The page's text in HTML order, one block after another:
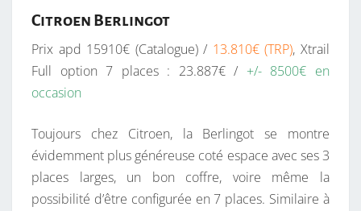
Citroen Berlingot
Prix apd 15910€ (Catalogue) / 13.810€ (TRP), Xtrail
Full option 7 places : 23.887€ / +/- 8500€ en
occasion
Toujours chez Citroen, la Berlingot se montre
évidemment plus généreuse coté espace avec ses 3
places larges, un bon coffre, voire même la
possibilité d’être configurée en 7 places. Similaire à